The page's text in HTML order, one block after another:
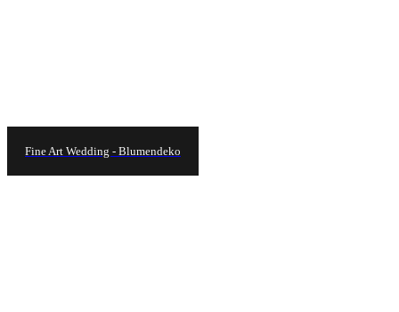
Fine Art Wedding - Blumendeko